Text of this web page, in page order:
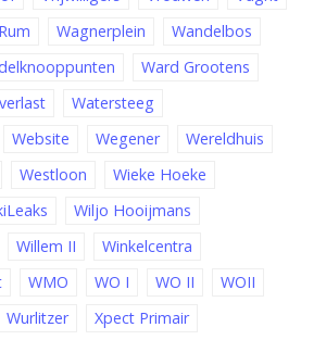
Wagnerplein
Wandelbos
Ward Grootens
Watersteeg
Website Wegener
Wereldhuis
Westloon
Wieke Hoeke
Wiljo Hooijmans
Willem II
Winkelcentra
WMO WO I WO II
WOII
Wurlitzer
Xpect Primair